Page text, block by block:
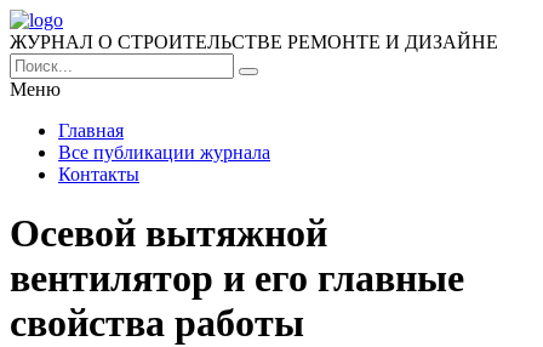
ЖУРНАЛ О СТРОИТЕЛЬСТВЕ РЕМОНТЕ И ДИЗАЙНЕ
Меню
Главная
Все публикации журнала
Контакты
Осевой вытяжной
вентилятор и его главные
свойства работы